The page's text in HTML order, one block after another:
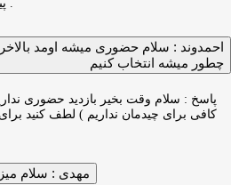
احمدوند : سلام حضوری میشه اومد بالاخره
چطور میشه انتخاب کنیم
پاسخ : سلام وقت بخیر بازدید حضوری
کافی برای چیدمان نداریم ) لطف کنید
مهدی : سلام